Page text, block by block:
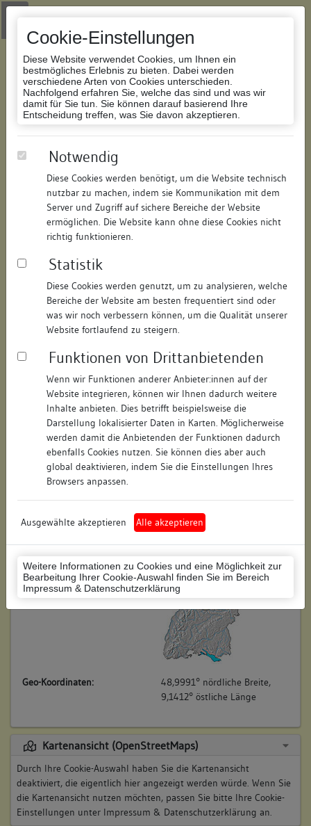
Cookie-Einstellungen
Diese Website verwendet Cookies, um Ihnen ein
bestmögliches Erlebnis zu bieten. Dabei werden
verschiedene Arten von Cookies unterschieden.
Nachfolgend erfahren Sie, welche das sind und was wir
damit für Sie tun. Sie können darauf basierend Ihre
Entscheidung treffen, was Sie davon akzeptieren.
Notwendig
Diese Cookies werden benötigt, um die Website technisch
nutzbar zu machen, indem sie Kommunikation mit dem
Server und Zugriff auf sichere Bereiche der Website
ermöglichen. Die Website kann ohne diese Cookies nicht
richtig funktionieren.
Statistik
Diese Cookies werden genutzt, um zu analysieren, welche
Bereiche der Website am besten frequentiert sind oder
was wir noch verbessern können, um die Qualität unserer
Website fortlaufend zu steigern.
Funktionen von Drittanbietenden
Wenn wir Funktionen anderer Anbieter:innen auf der
Website integrieren, können wir Ihnen dadurch weitere
Inhalte anbieten. Dies betrifft beispielsweise die
Darstellung lokalisierter Daten in Karten. Möglicherweise
werden damit die Anbietenden der Funktionen dadurch
ebenfalls Cookies nutzen. Sie können dies aber auch
global deaktivieren, indem Sie die Einstellungen Ihres
Browsers anpassen.
Ausgewählte akzeptieren Alle akzeptieren
Weitere Informationen zu Cookies und eine Möglichkeit zur
Bearbeitung Ihrer Cookie-Auswahl finden Sie im Bereich
Impressum & Datenschutzerklärung
Zur Navigation springen
Zum Inhalt der Website springen
Datenbank Bauforschung/Restaurierung
186985124115/Datum:04.05.2016
Datenbestand:
Bauforschung und Restaurierung
Als PDF herunterladen:
Objektdaten
Straße: Hauptstraße
Hausnummer: 6
Postleitzahl: 74354
Stadt-Teilort: Besigheim
Regierungsbezirk: Stuttgart
Ludwigsburg (Landkreis)
Wohnplatzschlüssel: 8118007001
Flurstücknummer: keine
Historischer Straßenname: keiner
Lage des Wohnplatzes:
Geo-Koordinaten:
48,9991° nördliche Breite,
9,1412° östliche Länge
Kartenansicht (OpenStreetMaps)
Durch Ihre Cookie-Auswahl haben Sie die Kartenansicht
deaktiviert, die eigentlich hier angezeigt werden würde. Wenn Sie
die Kartenansicht nutzen möchten, passen Sie bitte Ihre Cookie-
Einstellungen unter Impressum & Datenschutzerklärung an.